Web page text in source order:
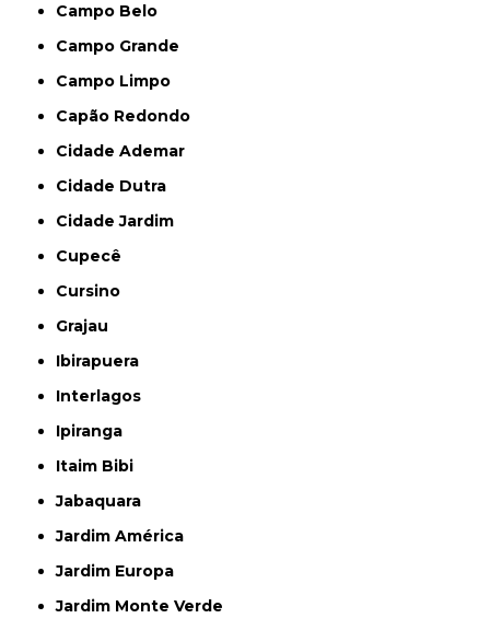
Campo Belo
Campo Grande
Campo Limpo
Capão Redondo
Cidade Ademar
Cidade Dutra
Cidade Jardim
Cupecê
Cursino
Grajau
Ibirapuera
Interlagos
Ipiranga
Itaim Bibi
Jabaquara
Jardim América
Jardim Europa
Jardim Monte Verde